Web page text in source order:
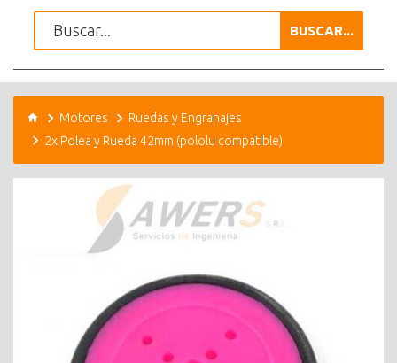
BUSCAR...
Motores
Ruedas y Engranajes
2x Polea y Rueda 42mm (pololu compatible)